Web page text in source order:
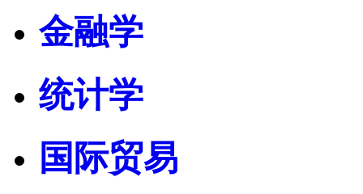
金融学
统计学
国际贸易